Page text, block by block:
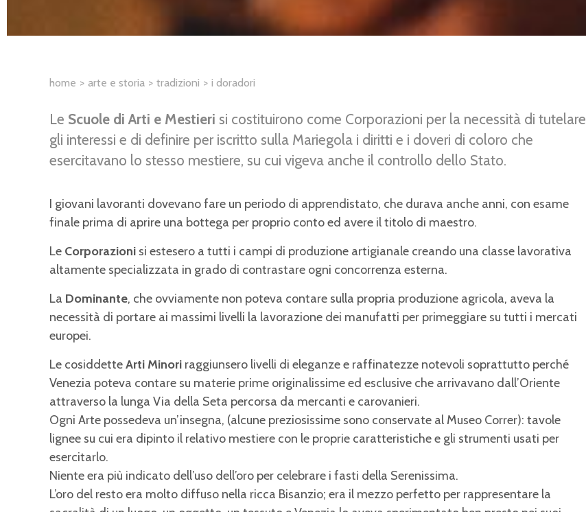
home arte e storia tradizioni i doradori
Le Scuole di Arti e Mestieri si costituirono come Corporazioni per la necessità di tutelare
gli interessi e di definire per iscritto sulla Mariegola i diritti e i doveri di coloro che
esercitavano lo stesso mestiere, su cui vigeva anche il controllo dello Stato.
I giovani lavoranti dovevano fare un periodo di apprendistato, che durava anche anni, con esame
finale prima di aprire una bottega per proprio conto ed avere il titolo di maestro.
Le Corporazioni si estesero a tutti i campi di produzione artigianale creando una classe lavorativa
altamente specializzata in grado di contrastare ogni concorrenza esterna.
La Dominante, che ovviamente non poteva contare sulla propria produzione agricola, aveva la
necessità di portare ai massimi livelli la lavorazione dei manufatti per primeggiare su tutti i mercati
europei.
Le cosiddetteArti Minori raggiunsero livelli di eleganze e raffinatezze notevoli soprattutto perché
Venezia poteva contare su materie prime originalissime ed esclusive che arrivavano dall’Oriente
attraverso la lunga Via della Seta percorsa da mercanti e carovanieri.
Ogni Arte possedeva un’insegna, (alcune preziosissime sono conservate al Museo Correr): tavole
lignee su cui era dipinto il relativo mestiere con le proprie caratteristiche e gli strumenti usati per
esercitarlo.
Niente era più indicato dell’uso dell’oro per celebrare i fasti della Serenissima.
L’oro del resto era molto diffuso nella ricca Bisanzio; era il mezzo perfetto per rappresentare la